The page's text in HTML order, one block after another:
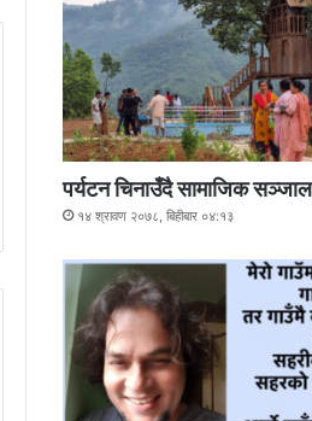
पर्यटन चिनाउँदै सामाजिक सञ्जाल
१४ श्रावण २०७८, बिहीबार ०४:१३